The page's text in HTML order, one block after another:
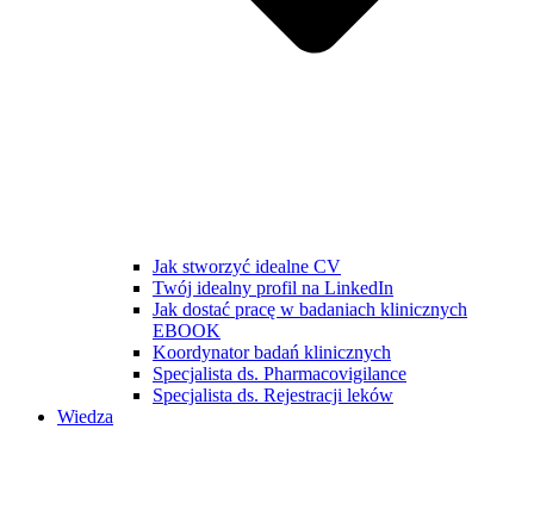
Jak stworzyć idealne CV
Twój idealny profil na LinkedIn
Jak dostać pracę w badaniach klinicznych
EBOOK
Koordynator badań klinicznych
Specjalista ds. Pharmacovigilance
Specjalista ds. Rejestracji leków
Wiedza